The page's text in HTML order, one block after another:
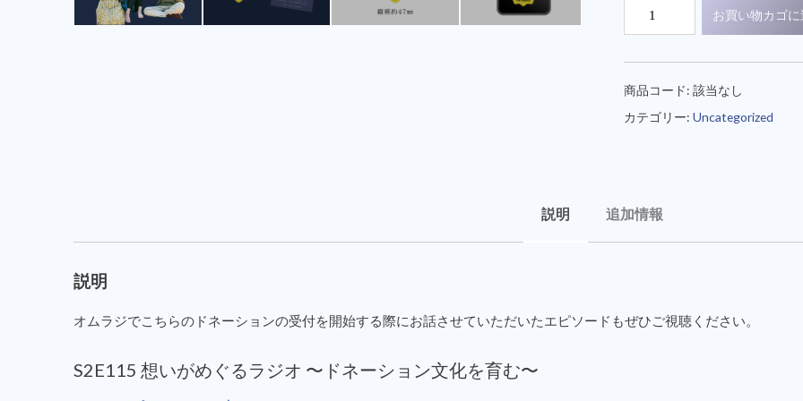
お買い物カゴ
商品コード: 該当なし
カテゴリー: Uncategorized
説明 追加情報
説明
オムラジでこちらのドネーションの受付を開始する際にお話させていただいたエピソードもぜひご視聴ください。
S2E115 想いがめぐるラジオ 〜ドネーション文化を育む〜